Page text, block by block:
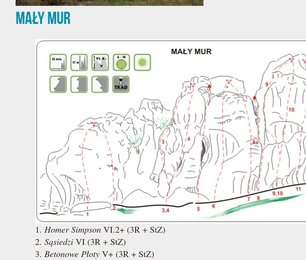
Mały Mur
1. Homer Simpson VI.2+ (3R + StZ)
2. Sąsiedzi VI (3R + StZ)
3. Betonowe Płoty V+ (3R + StZ)